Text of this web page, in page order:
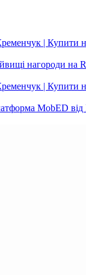
нагороди на
MobED